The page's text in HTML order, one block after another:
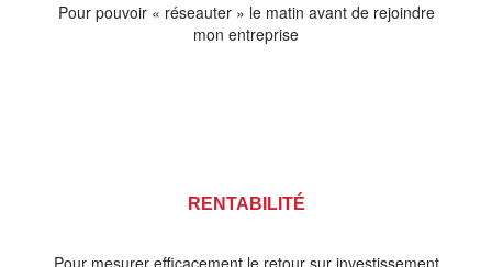
Pour pouvoir « réseauter » le matin avant de rejoindre
mon entreprise
RENTABILITÉ
Pour mesurer efficacement le retour sur investissement